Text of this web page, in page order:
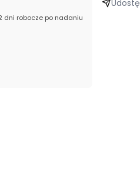
dni robocze po nadaniu